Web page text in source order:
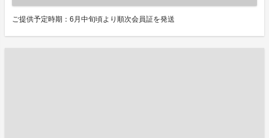
ご提供予定時期：6月中旬頃より順次会員証を発送